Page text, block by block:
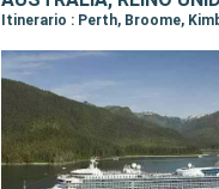
Itinerario : Perth, Broome,